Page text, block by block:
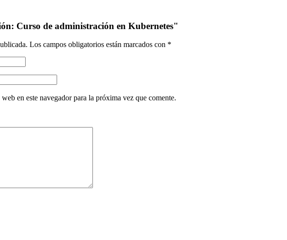
Curso de administración en Kubernetes"
Los campos obligatorios están marcados con *
en este navegador para la próxima vez que comente.